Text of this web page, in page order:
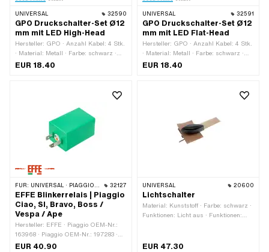
UNIVERSAL 32590
GPO Druckschalter-Set Ø12
mm mit LED High-Head
Hersteller: GPO · Anzahl Kabel: 4 Stk.
· Material: Metall · Farbe: schwarz ·
Gesamtlänge: 27 mm · Gewindeart:
EUR 18.40
UNIVERSAL 32591
GPO Druckschalter-Set Ø12
mm mit LED Flat-Head
Hersteller: GPO · Anzahl Kabel: 4 Stk.
· Material: Metall · Farbe: schwarz ·
Gesamtlänge: 25.6 mm · Gewindeart:
EUR 18.40
FÜR: UNIVERSAL · PIAGGIO · VESPA 32127
EFFE Blinkerrelais | Piaggio
Ciao, SI, Bravo, Boss /
Vespa / Ape
Hersteller: EFFE · Piaggio OEM-Nr.:
163968 · Piaggio OEM-Nr.: 197283 ·
Piaggio OEM-Nr.: 213594 · Piaggio
EUR 40.90
UNIVERSAL 20600
Lichtschalter
Material: Kunststoff · Farbe: schwarz ·
Funktionen: Licht aus · Funktionen:
EUR 47.30